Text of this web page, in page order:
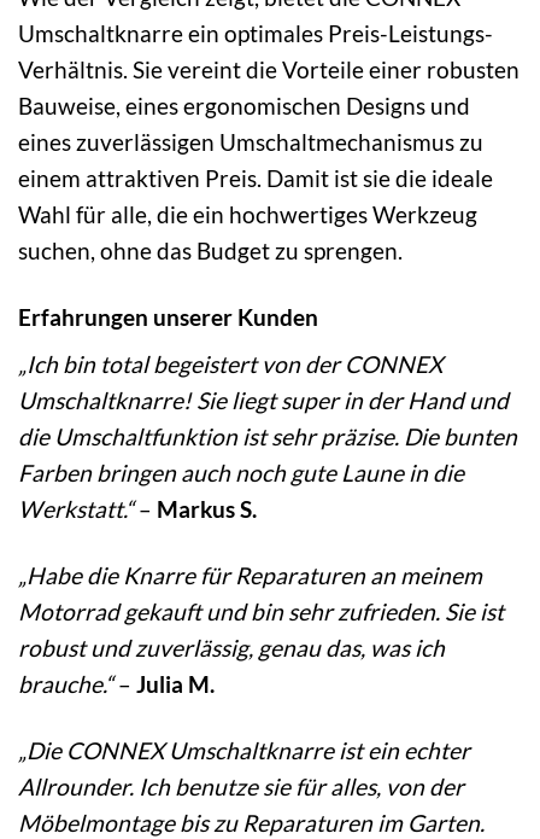
Umschaltknarre ein optimales Preis-Leistungs-
Verhältnis. Sie vereint die Vorteile einer robusten
Bauweise, eines ergonomischen Designs und
eines zuverlässigen Umschaltmechanismus zu
einem attraktiven Preis. Damit ist sie die ideale
Wahl für alle, die ein hochwertiges Werkzeug
suchen, ohne das Budget zu sprengen.
Erfahrungen unserer Kunden
„Ich bin total begeistert von der CONNEX
Umschaltknarre! Sie liegt super in der Hand und
die Umschaltfunktion ist sehr präzise. Die bunten
Farben bringen auch noch gute Laune in die
Werkstatt.“– Markus S.
„Habe die Knarre für Reparaturen an meinem
Motorrad gekauft und bin sehr zufrieden. Sie ist
robust und zuverlässig, genau das, was ich
brauche.“– Julia M.
„Die CONNEX Umschaltknarre ist ein echter
Allrounder. Ich benutze sie für alles, von der
Möbelmontage bis zu Reparaturen im Garten.